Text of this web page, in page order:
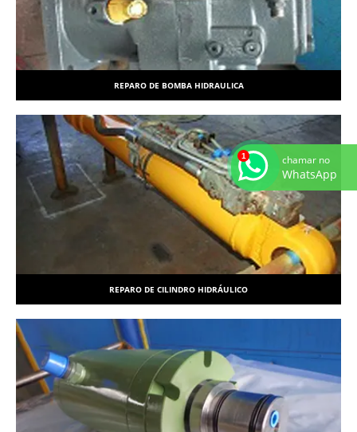
REPARO DE BOMBA HIDRAULICA
REPARO DE CILINDRO HIDRÁULICO
chamar no
WhatsApp